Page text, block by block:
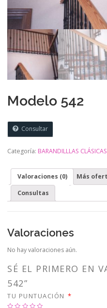
Modelo 542
Consultar
Categoría: BARANDILLLAS CLÁSICAS
Valoraciones (0) Más
Consultas
Valoraciones
No hay valoraciones aún.
SÉ EL PRIMERO EN
542”
TU PUNTUACIÓN *